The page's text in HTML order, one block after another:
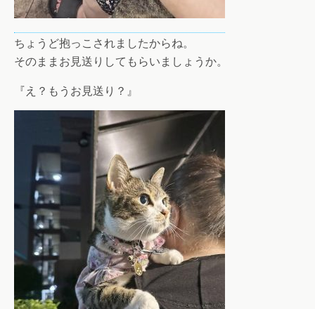
ちょうど抱っこされましたからね。
そのままお見送りしてもらいましょうか。
『え？もうお見送り？』